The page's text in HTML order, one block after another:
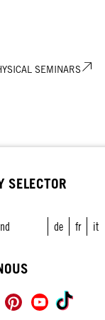
SEMINARS
SELECTOR
de fr it